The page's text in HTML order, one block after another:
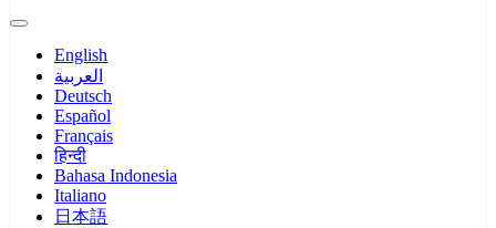
English
العربية
Deutsch
Español
Français
हिन्दी
Bahasa Indonesia
Italiano
日本語